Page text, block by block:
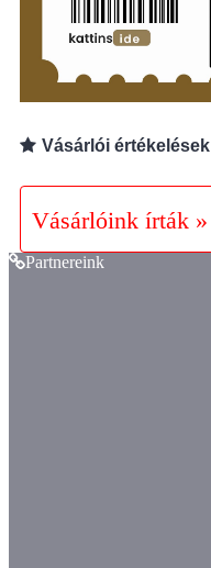
Vásárlói értékelések
Vásárlóink írták »
Partnereink